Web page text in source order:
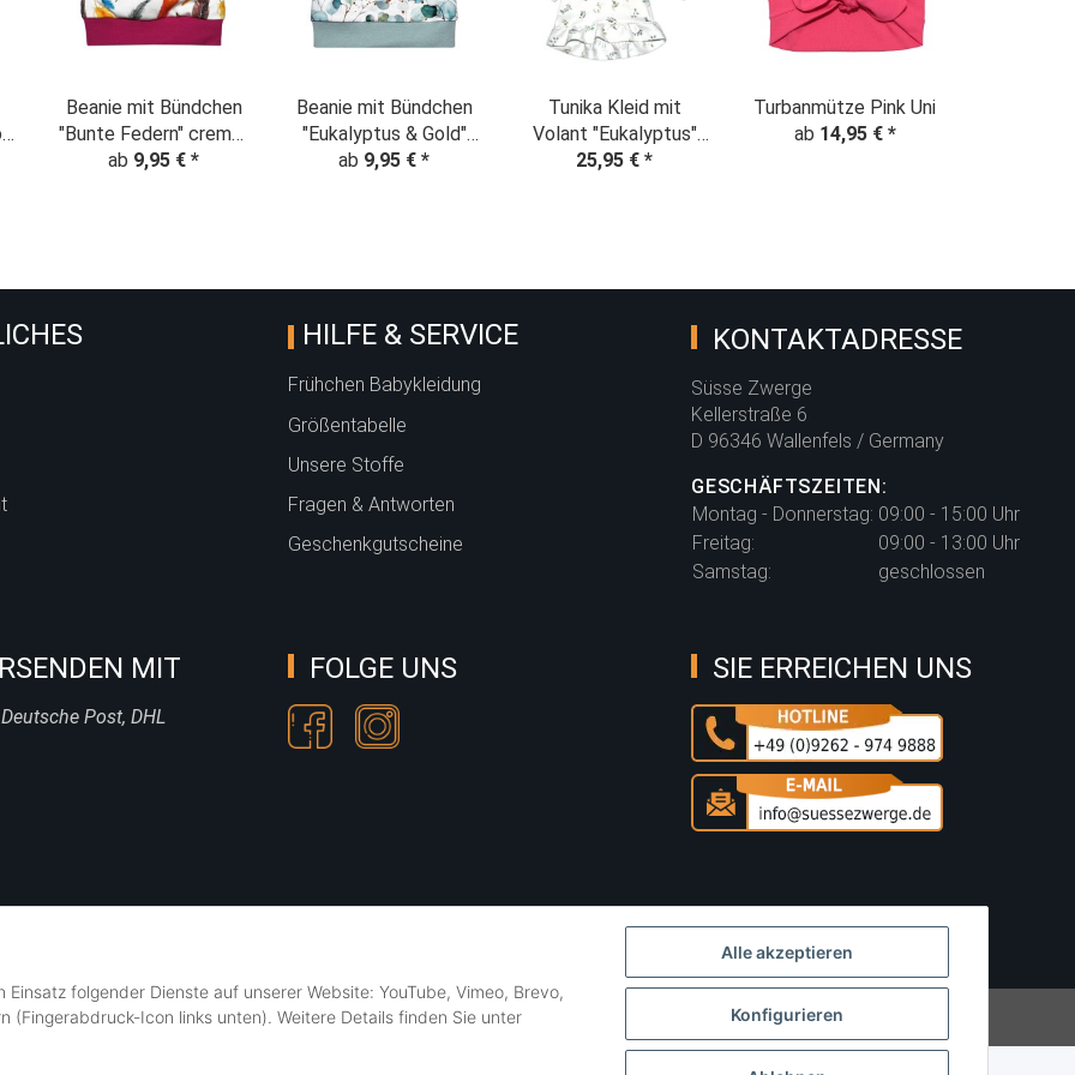
Alle akzeptieren
Konfigurieren
folgender Dienste auf unserer Website: YouTube, Vimeo, Brevo,
(Fingerabdruck-Icon links unten). Weitere Details finden Sie unter
Beanie mit Bündchen
"Bunte Federn" creme-
bunt
ab 9,95 € *
Beanie mit Bündchen
"Eukalyptus & Gold"
creme- schattengrün
ab 9,95 € *
Tunika Kleid mit
Volant "Eukalyptus"
weiß-altmint
25,95 € *
Turbanmütze Pink Uni
ab 14,95 € *
HILFE & SERVICE
Frühchen Babykleidung
Größentabelle
Unsere Stoffe
Fragen & Antworten
Geschenkgutscheine
KONTAKTADRESSE
Süsse Zwerge
Kellerstraße 6
D 96346 Wallenfels / Germany
GESCHÄFTSZEITEN:
Montag - Donnerstag: 09:00 - 15:00 Uhr
Freitag:
09:00 - 13:00 Uhr
Samstag:
geschlossen
MIT
Post, DHL
FOLGE UNS SIE ERREICHEN UNS
© SÜSSE ZWERGE • all rights reserved